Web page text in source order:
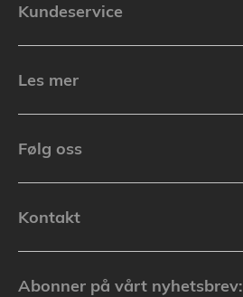
Kundeservice
Les mer
Følg oss
Kontakt
Abonner på vårt nyhetsbrev: